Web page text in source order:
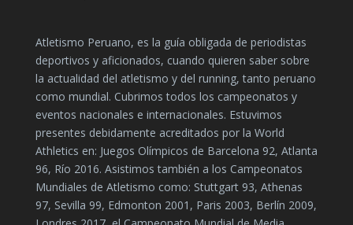
Atletismo Peruano, es la guía obligada de periodistas
deportivos y aficionados, cuando quieren saber sobre
la actualidad del atletismo y del running, tanto peruano
como mundial. Cubrimos todos los campeonatos y
eventos nacionales e internacionales. Estuvimos
presentes debidamente acreditados por la World
Athletics en: Juegos Olímpicos de Barcelona 92, Atlanta
96, Río 2016. Asistimos también a los Campeonatos
Mundiales de Atletismo como: Stuttgart 93, Athenas
97, Sevilla 99, Edmonton 2001, Paris 2003, Berlín 2009,